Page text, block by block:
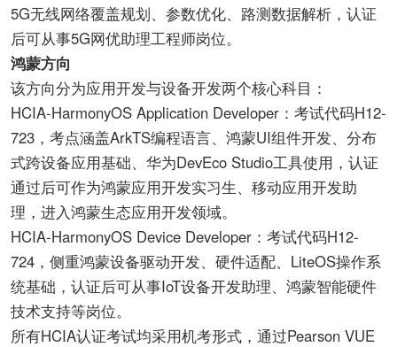
5G无线网络覆盖规划、参数优化、路测数据解析，认证
后可从事5G网优助理工程师岗位。
鸿蒙方向
该方向分为应用开发与设备开发两个核心科目：
HCIA-HarmonyOS Application Developer：考试代码H12-
723，考点涵盖ArkTS编程语言、鸿蒙UI组件开发、分布
式跨设备应用基础、华为DevEco Studio工具使用，认证
通过后可作为鸿蒙应用开发实习生、移动应用开发助
理，进入鸿蒙生态应用开发领域。
HCIA-HarmonyOS Device Developer：考试代码H12-
724，侧重鸿蒙设备驱动开发、硬件适配、LiteOS操作系
统基础，认证后可从事IoT设备开发助理、鸿蒙智能硬件
技术支持等岗位。
所有HCIA认证考试均采用机考形式，通过Pearson VUE